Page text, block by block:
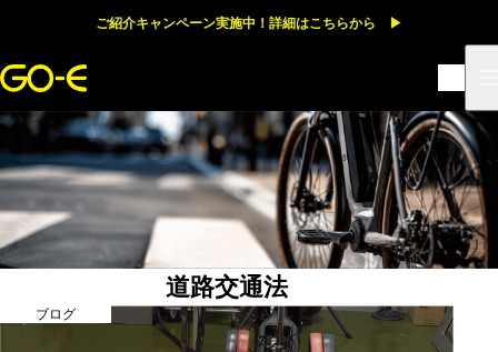
ご紹介キャンペーン実施中！詳細はこちらから ▶
道路交通法
ブログ